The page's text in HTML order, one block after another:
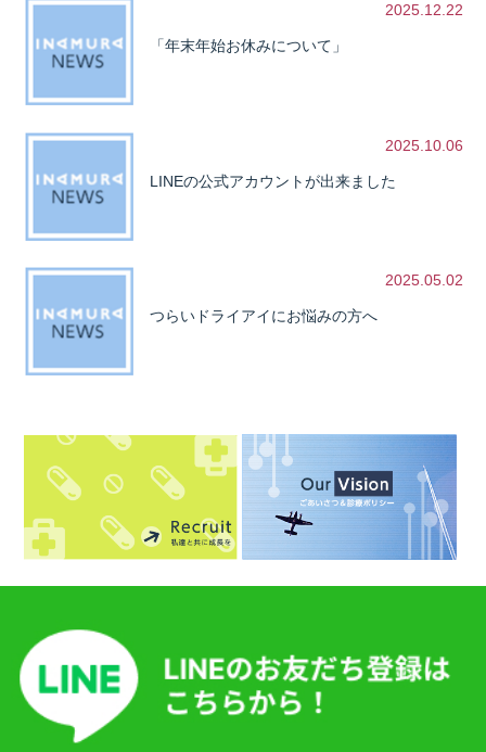
2025.12.22
「年末年始お休みについて」
2025.10.06
LINEの公式アカウントが出来ました
2025.05.02
つらいドライアイにお悩みの方へ